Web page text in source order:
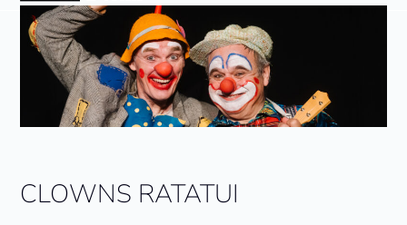
menu
menu
CLOWNS RATATUI